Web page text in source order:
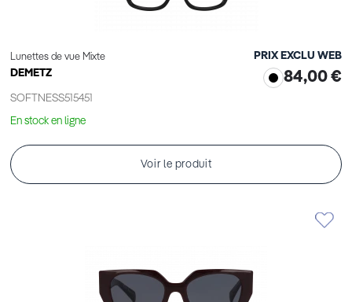
Lunettes de vue Mixte
DEMETZ
SOFTNESS515451
PRIX EXCLU WEB
84,00 €
En stock en ligne
Voir le produit